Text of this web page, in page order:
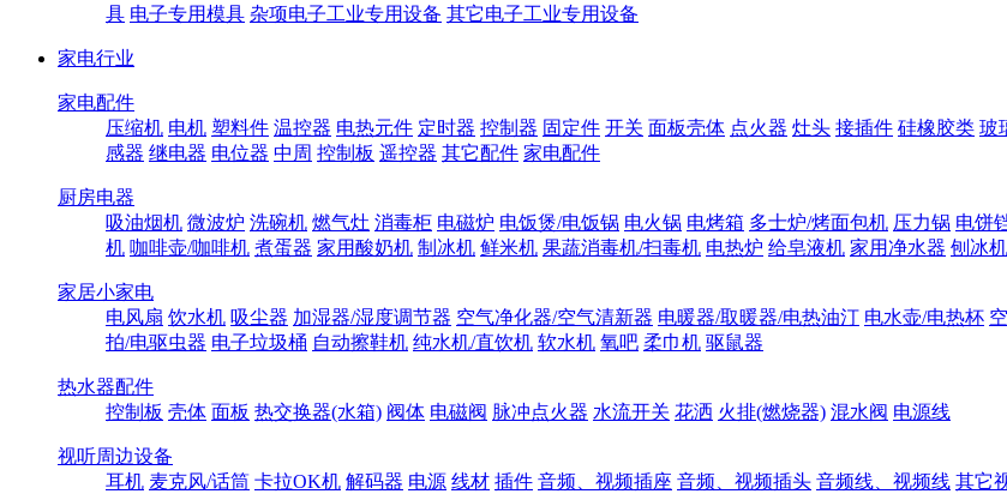
具 电子专用模具 杂项电子工业专用设备 其它电子工业专用设备
家电行业
家电配件
压缩机 电机 塑料件 温控器 电热元件 定时器 控制器 固定件 开关 面板壳体 点火器 灶头 接插件 硅橡胶类 玻
感器 继电器 电位器 中周 控制板 遥控器 其它配件 家电配件
厨房电器
吸油烟机 微波炉 洗碗机 燃气灶 消毒柜 电磁炉 电饭煲/电饭锅 电火锅 电烤箱 多士炉/烤面包机 压力锅 电饼
机 咖啡壶/咖啡机 煮蛋器 家用酸奶机 制冰机 鲜米机 果蔬消毒机/扫毒机 电热炉 给皂液机 家用净水器 刨冰机
家居小家电
电风扇 饮水机 吸尘器 加湿器/湿度调节器 空气净化器/空气清新器 电暖器/取暖器/电热油汀 电水壶/电热杯
拍/电驱虫器 电子垃圾桶 自动擦鞋机 纯水机/直饮机 软水机 氧吧 柔巾机 驱鼠器
热水器配件
控制板 壳体 面板 热交换器(水箱) 阀体 电磁阀 脉冲点火器 水流开关 花洒 火排(燃烧器) 混水阀 电源线
视听周边设备
耳机 麦克风/话筒 卡拉OK机 解码器 电源 线材 插件 音频、视频插座 音频、视频插头 音频线、视频线 其它